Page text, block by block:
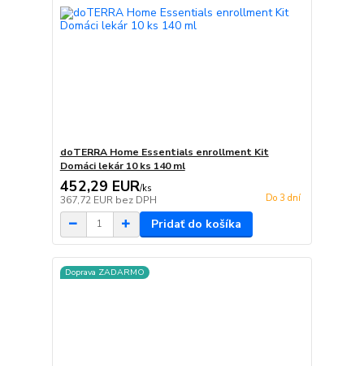
doTERRA Home Essentials enrollment Kit
Domáci lekár 10 ks 140 ml
452,29 EUR/ks
367,72 EUR bez DPH Do 3 dní
Pridať do košíka
Doprava ZADARMO